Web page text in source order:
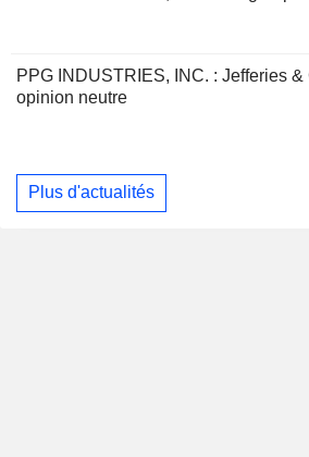
PPG INDUSTRIES, INC. : Jefferies
opinion neutre
Plus d'actualités